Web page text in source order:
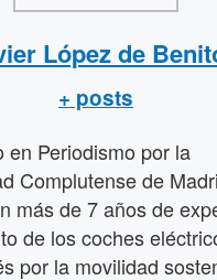
López de
+ posts
en Periodismo por la
Complutense de
más de 7 años de
de los coches
por la movilidad